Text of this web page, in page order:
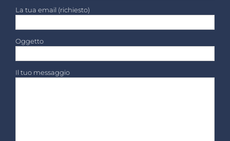
La tua email (richiesto)
Oggetto
Il tuo messaggio